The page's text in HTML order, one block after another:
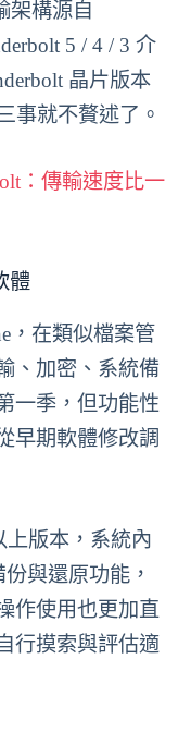
架構源自
5 / 4 / 3 介
晶片版本
事就不贅述了。
：傳輸速度比一
體
，在類似檔案管
、加密、系統備
一季，但功能性
早期軟體修改調
上版本，系統內
與還原功能，
作使用也更加直
行摸索與評估適